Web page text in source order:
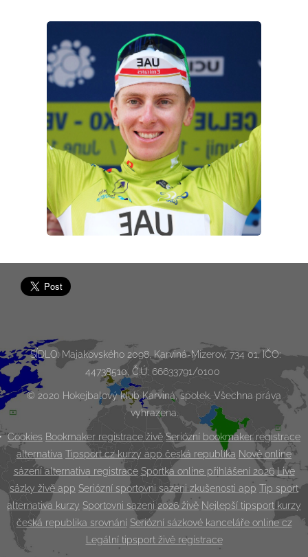
SÍDLO: Majakovského 2098, Karviná-Mizerov, 734 01, IČO:
44738510, Č.Ú: 66633791/0100
© 2020 Hokejbalový klub Karviná, spolek. Všechna práva
vyhrazena.
Cookies Bookmaker registrace živě Seriózní bookmaker registrace
alternativa Tipsport cz kurzy app česká republika Nové online
sázení alternativa registrace Sportka online přihlášení 2026 Live
sázky živě app Seriózní sportovni sazeni zkušenosti app Tip sport
alternativa kurzy Sportovni sazeni 2026 živě Nejlepší tipsport kurzy
česká republika srovnání Seriózní sázkové kanceláře online cz
Legální tipsport živě registrace